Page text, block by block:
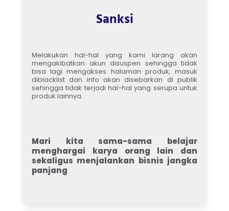
Sanksi
Melakukan hal-hal yang kami larang akan
mengakibatkan akun disuspen sehingga tidak
bisa lagi mengakses halaman produk, masuk
diblacklist dan info akan disebarkan di publik
sehingga tidak terjadi hal-hal yang serupa untuk
produk lainnya.
Mari kita sama-sama belajar
menghargai karya orang lain dan
sekaligus menjalankan bisnis jangka
panjang